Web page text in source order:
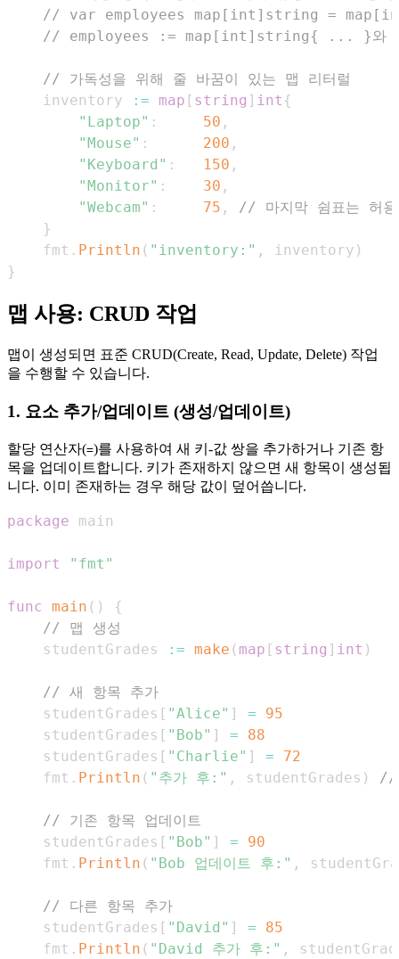
// var employees map[int]string =
// employees := map[int]string{ ... }와 동
// 가독성을 위해 줄 바꿈이 있는 맵 리터럴
    inventory
:= map [ string ] int {
"Laptop" : 50 ,
"Mouse" : 200 ,
"Keyboard" : 150 ,
"Monitor" : 30 ,
"Webcam" : 75 ,
// 마지막 쉼표는 허
}
    fmt
. Println ( "inventory:" , inventory )
}
맵 사용: CRUD 작업
맵이 생성되면 표준 CRUD(Create, Read, Update, Delete) 작업
을 수행할 수 있습니다.
1. 요소 추가/업데이트 (생성/업데이트)
할당 연산자(=)를 사용하여 새 키-값 쌍을 추가하거나 기존 항
목을 업데이트합니다. 키가 존재하지 않으면 새 항목이 생성됩
니다. 이미 존재하는 경우 해당 값이 덮어씁니다.
package
import "fmt"
func main ( )
{
// 맵 생성
    studentGrades
:= make ( map [ string ] int )
// 새 항목 추가
    studentGrades
[ "Alice" ] =
95
    studentGrades
[ "Bob" ] =
88
    studentGrades
[ "Charlie" ] =
72
    fmt
. Println ( "추가 후:" , studentGrades ) //
// 기존 항목 업데이트
    studentGrades
[ "Bob" ] =
90
    fmt
. Println ( "Bob 업데이트 후:" ,
// 다른 항목 추가
    studentGrades
[ "David" ] =
85
    fmt
. Println ( "David 추가 후:" ,